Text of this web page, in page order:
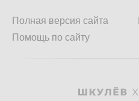
Полная версия сайта
Помощь по сайту